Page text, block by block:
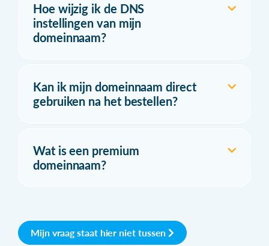
Hoe wijzig ik de DNS
instellingen van mijn
domeinnaam?
Kan ik mijn domeinnaam direct
gebruiken na het bestellen?
Wat is een premium
domeinnaam?
Mijn vraag staat hier niet tussen